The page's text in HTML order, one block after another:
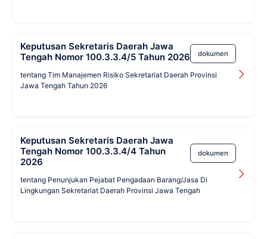
Keputusan Sekretaris Daerah Jawa
Tengah Nomor 100.3.3.4/5 Tahun 2026
dokumen
tentang Tim Manajemen Risiko Sekretariat Daerah Provinsi
Jawa Tengah Tahun 2026
Keputusan Sekretaris Daerah Jawa
Tengah Nomor 100.3.3.4/4 Tahun
2026
dokumen
tentang Penunjukan Pejabat Pengadaan Barang/Jasa Di
Lingkungan Sekretariat Daerah Provinsi Jawa Tengah